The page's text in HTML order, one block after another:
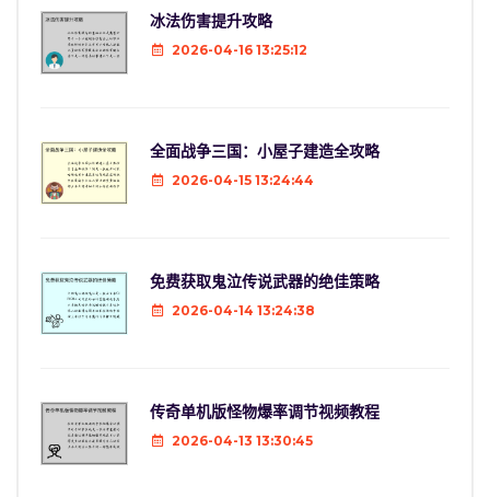
冰法伤害提升攻略
2026-04-16 13:25:12
全面战争三国：小屋子建造全攻略
2026-04-15 13:24:44
免费获取鬼泣传说武器的绝佳策略
2026-04-14 13:24:38
传奇单机版怪物爆率调节视频教程
2026-04-13 13:30:45